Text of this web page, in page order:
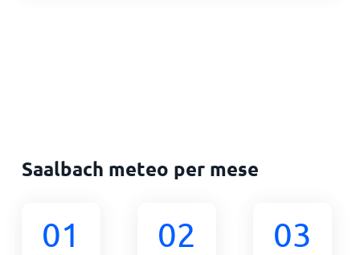
Saalbach meteo per mese
01 02 03